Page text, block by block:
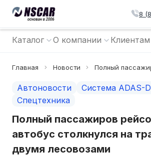
8
Каталог О компании Клиентам
Главная Новости Полный
Автоновости
Система ADAS-
Спецтехника
Полный пассажиров
автобус столкнулся на
двумя лесовозами